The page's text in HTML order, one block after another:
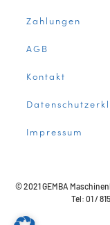
Zahlungen
AGB
Kontakt
Impressum
© 2021 GEMBA
Tel: 01 /